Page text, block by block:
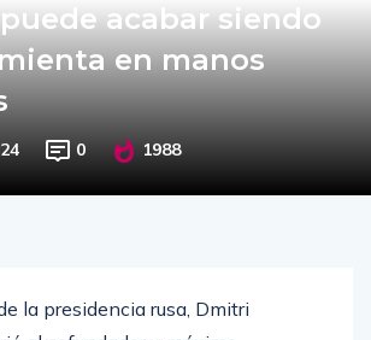
acabar siendo
en manos
0 1988
la presidencia rusa, Dmitri